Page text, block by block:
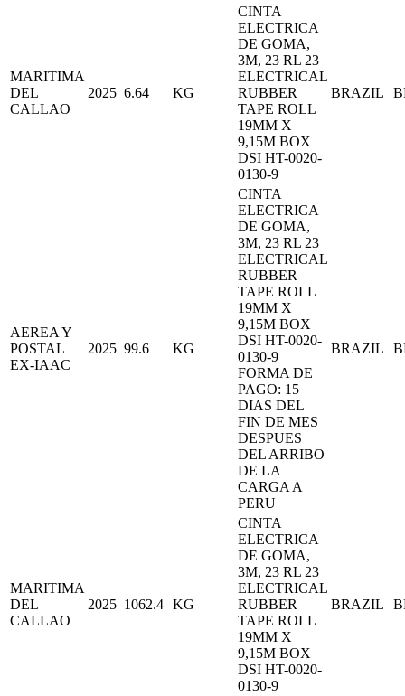
MARITIMA
DEL
CALLAO
2025 6.64 KG
CINTA
ELECTRICA
DE GOMA,
3M, 23 RL 23
ELECTRICAL
RUBBER
TAPE ROLL
19MM X
9,15M BOX
DSI HT-0020-
0130-9
BRAZIL
AEREA Y
POSTAL
EX-IAAC
2025 99.6 KG
CINTA
ELECTRICA
DE GOMA,
3M, 23 RL 23
ELECTRICAL
RUBBER
TAPE ROLL
19MM X
9,15M BOX
DSI HT-0020-
0130-9
FORMA DE
PAGO: 15
DIAS DEL
FIN DE MES
DESPUES
DEL ARRIBO
DE LA
CARGA A
PERU
BRAZIL
MARITIMA
DEL
CALLAO
2025 1062.4 KG
CINTA
ELECTRICA
DE GOMA,
3M, 23 RL 23
ELECTRICAL
RUBBER
TAPE ROLL
19MM X
9,15M BOX
DSI HT-0020-
0130-9
BRAZIL